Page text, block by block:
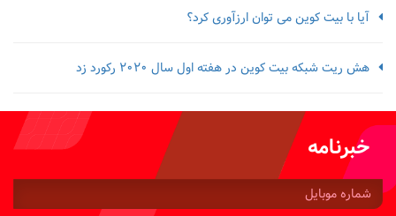
آیا با بیت کوین می توان ارزآوری کرد؟
هش ریت شبکه بیت کوین در هفته اول سال 2020 رکورد زد
خبرنامه
شماره
موبایل: